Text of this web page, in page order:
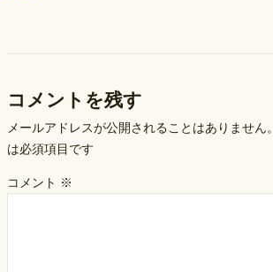
コメントを残す
メールアドレスが公開されることはありません。
は必須項目です
コメント ※